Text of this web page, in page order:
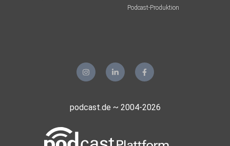
Podcast-Produktion
podcast.de ~ 2004-2026